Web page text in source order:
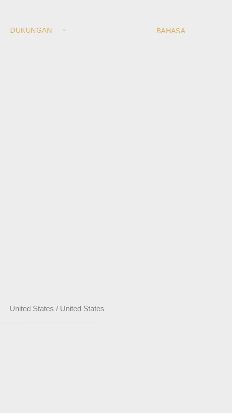
DUKUNGAN
United States / United States